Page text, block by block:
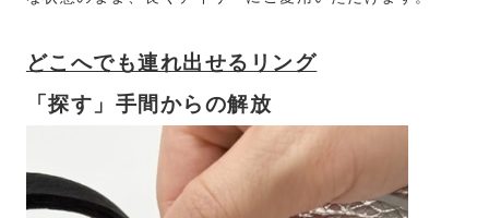
どこへでも連れ出せるリング
「探す」手間からの解放